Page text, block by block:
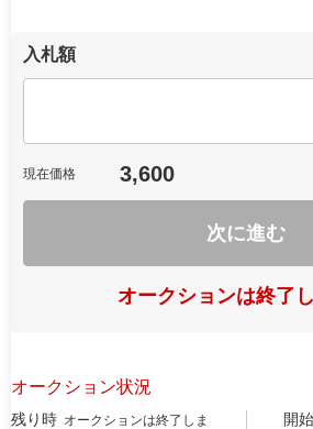
入札額
現在価格 3,600
次に進む
オークションは終了
オークション状況
残り時 オークションは終了しま
開